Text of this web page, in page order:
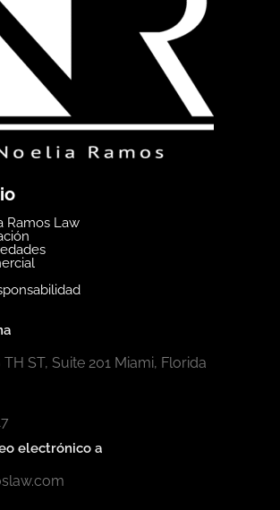
Ramos Law
ST, Suite 201 Miami, Florida
electrónico a